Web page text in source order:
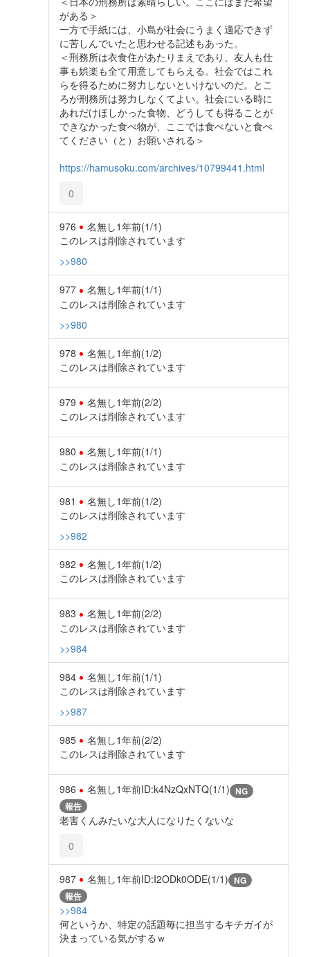
がある＞
一方で手紙には、小島が社会にうまく適応できず
に苦しんでいたと思わせる記述もあった。
＜刑務所は衣食住があたりまえであり、友人も仕
事も娯楽も全て用意してもらえる。社会ではこれ
らを得るために努力しないといけないのだ。とこ
ろが刑務所は努力しなくてよい。社会にいる時に
あれだけほしかった食物、どうしても得ることが
できなかった食べ物が、ここでは食べないと食べ
てください（と）お願いされる＞
https://hamusoku.com/archives/10799441.html
0
976 名無し1年前(1/1)
このレスは削除されています
>>980
977 名無し1年前(1/1)
このレスは削除されています
>>980
978 名無し1年前(1/2)
このレスは削除されています
979 名無し1年前(2/2)
このレスは削除されています
980 名無し1年前(1/1)
このレスは削除されています
981 名無し1年前(1/2)
このレスは削除されています
>>982
982 名無し1年前(1/2)
このレスは削除されています
983 名無し1年前(2/2)
このレスは削除されています
>>984
984 名無し1年前(1/1)
このレスは削除されています
>>987
985 名無し1年前(2/2)
このレスは削除されています
986 名無し1年前ID:k4NzQxNTQ(1/1) NG
報告
老害くんみたいな大人になりたくないな
0
987 名無し1年前ID:I2ODk0ODE(1/1) NG
報告
>>984
何というか、特定の話題毎に担当するキチガイが
決まっている気がするｗ